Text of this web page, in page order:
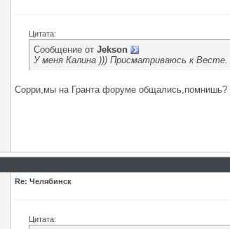
Цитата:
Сообщение от Jekson
У меня Калина ))) Присматриваюсь к Весте.
Сорри,мы на Гранта форуме общались,помнишь?
Re: Челябинск
Цитата: